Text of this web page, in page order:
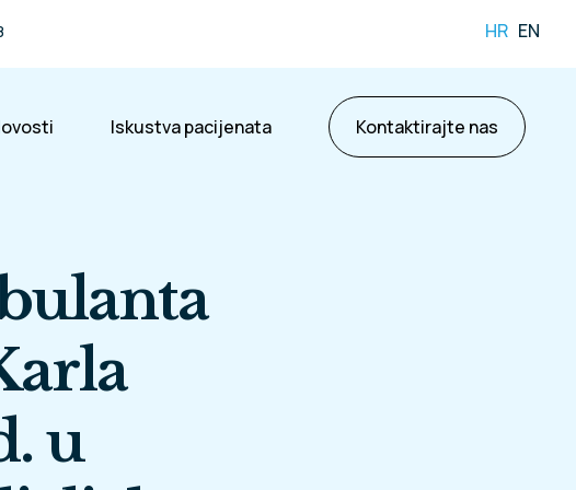
HR EN
Iskustva pacijenata Kontaktirajte nas
u